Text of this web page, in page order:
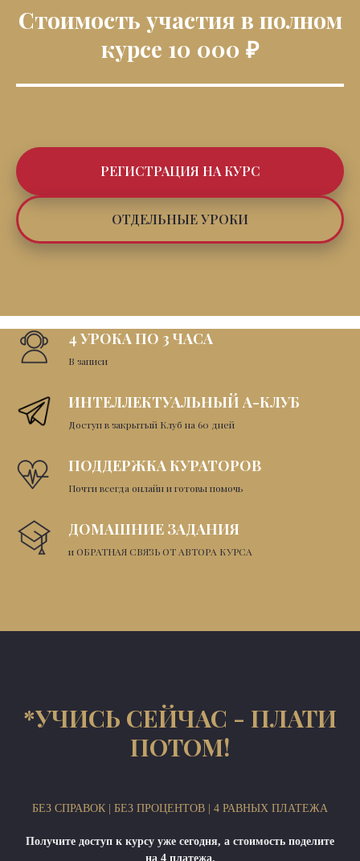
Стоимость участия в полном
курсе 10 000 ₽
РЕГИСТРАЦИЯ НА КУРС
ОТДЕЛЬНЫЕ УРОКИ
4 УРОКА ПО 3 ЧАСА
В записи
ИНТЕЛЛЕКТУАЛЬНЫЙ А-КЛУБ
Доступ в закрытый Клуб на 60 дней
ПОДДЕРЖКА КУРАТОРОВ
Почти всегда онлайн и готовы помочь
ДОМАШНИЕ ЗАДАНИЯ
и ОБРАТНАЯ СВЯЗЬ ОТ АВТОРА КУРСА
*УЧИСЬ СЕЙЧАС - ПЛАТИ
ПОТОМ!
БЕЗ СПРАВОК | БЕЗ ПРОЦЕНТОВ | 4 РАВНЫХ ПЛАТЕЖА
Получите доступ к курсу уже сегодня, а стоимость поделите
на 4 платежа.